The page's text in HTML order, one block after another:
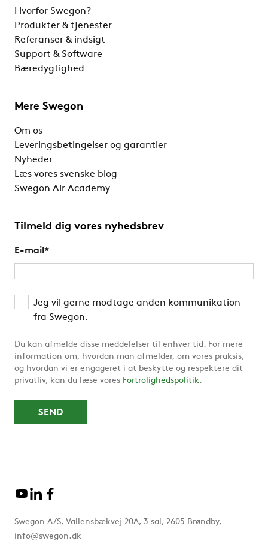
Hvorfor Swegon?
Produkter & tjenester
Referanser & indsigt
Support & Software
Bæredygtighed
Mere Swegon
Om os
Leveringsbetingelser og garantier
Nyheder
Læs vores svenske blog
Swegon Air Academy
Tilmeld dig vores nyhedsbrev
E-mail *
Jeg vil gerne modtage anden kommunikation
fra Swegon.
Du kan afmelde disse meddelelser til enhver tid. For mere
information om, hvordan man afmelder, om vores praksis,
og hvordan vi er engageret i at beskytte og respektere dit
privatliv, kan du læse vores Fortrolighedspolitik.
Swegon A/S, Vallensbækvej 20A, 3 sal, 2605 Brøndby,
info@swegon.dk